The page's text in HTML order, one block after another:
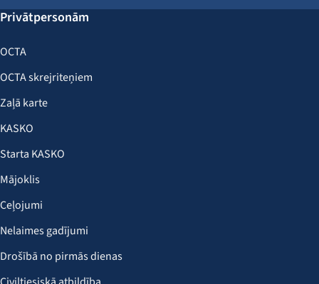
Privātpersonām
OCTA
OCTA skrejriteņiem
Zaļā karte
KASKO
Starta KASKO
Mājoklis
Ceļojumi
Nelaimes gadījumi
Drošībā no pirmās dienas